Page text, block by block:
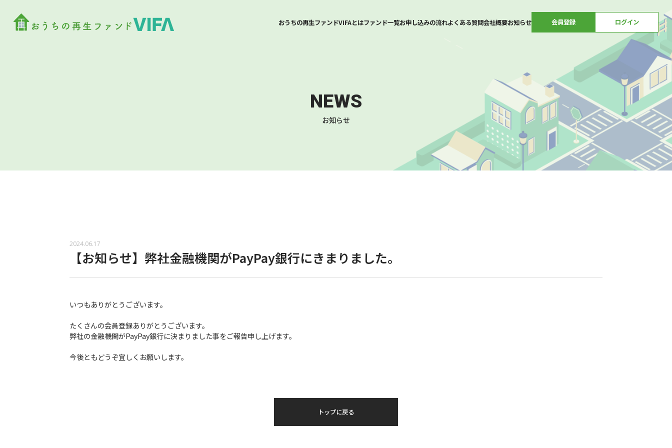
おうちの再生ファンドVIFAとはファンド一覧お申し込みの流れよくある質問会社概要お知らせ 会員登録 ログイン
NEWS
お知らせ
2024.06.17
【お知らせ】弊社金融機関がPayPay銀行にきまりました。
いつもありがとうございます。
たくさんの会員登録ありがとうございます。
弊社の金融機関がPayPay銀行に決まりました事をご報告申し上げます。
今後ともどうぞ宜しくお願いします。
トップに戻る